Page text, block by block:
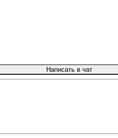
Написать в чат